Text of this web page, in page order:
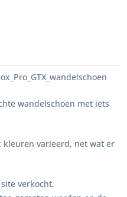
wandelschoen met iets
varieerd, net wat er
verkocht.